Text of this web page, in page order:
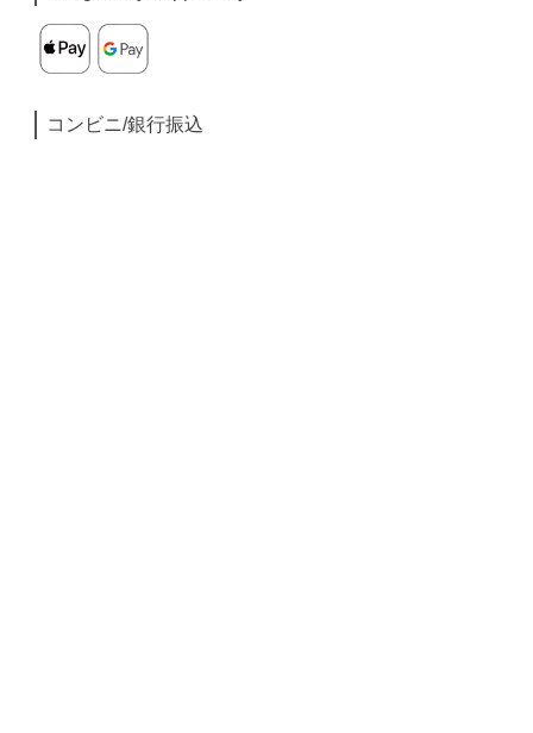
コンビニ/銀行振込